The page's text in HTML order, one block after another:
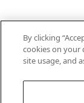
By clicking
cookies on your
site usage, and